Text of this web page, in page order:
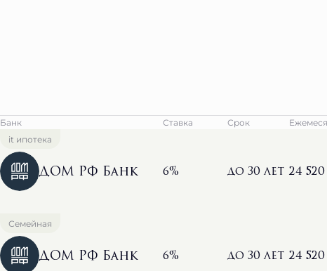
Банк Ставка Срок
it ипотека
ДОМ РФ Банк 6% до 30 лет 24
Семейная
ДОМ РФ Банк 6% до 30 лет 24